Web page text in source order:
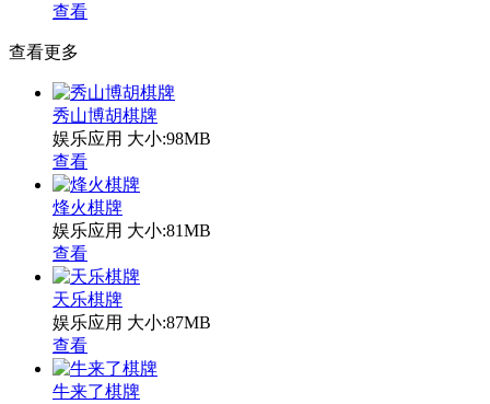
查看
查看更多
秀山博胡棋牌
娱乐应用 大小:98MB
查看
烽火棋牌
娱乐应用 大小:81MB
查看
天乐棋牌
娱乐应用 大小:87MB
查看
牛来了棋牌